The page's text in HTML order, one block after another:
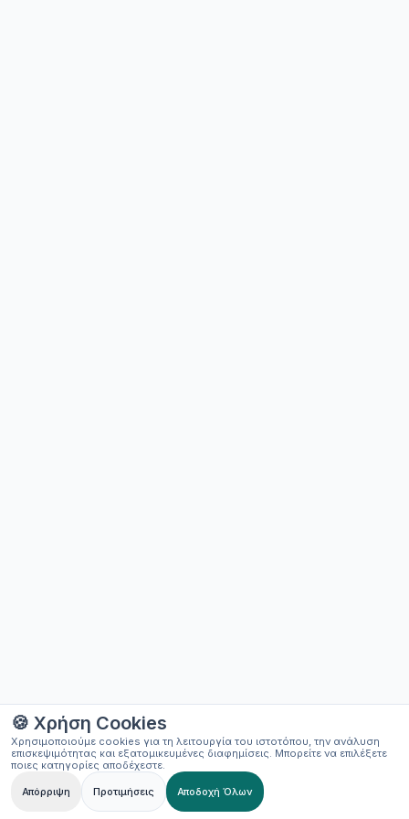
🍪 Χρήση Cookies
Χρησιμοποιούμε cookies για τη λειτουργία του ιστοτόπου, την ανάλυση
επισκεψιμότητας και εξατομικευμένες διαφημίσεις. Μπορείτε να επιλέξετε
ποιες κατηγορίες αποδέχεστε.
Απόρριψη Προτιμήσεις Αποδοχή Όλων